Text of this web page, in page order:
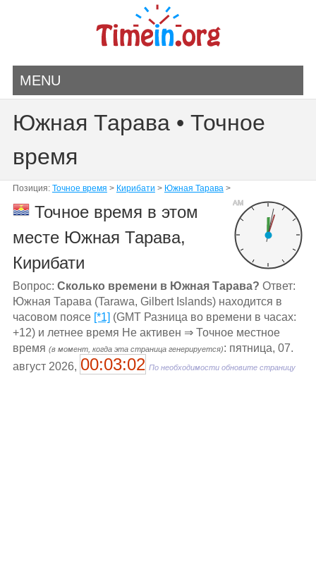
MENU
Южная Тарава • Точное
время
Позиция: Точное время > Кирибати > Южная Тарава>
AM
Точное время в этом
месте Южная Тарава,
Кирибати
Вопрос: Сколько времени в Южная Тарава? Ответ:
Южная Тарава (Tarawa, Gilbert Islands) находится в
часовом поясе [*1] (GMT Разница во времени в часах:
+12) и летнее время Не активен ⇒ Точное местное
время (в момент, когда эта страница генерируется): пятница, 07.
август 2026, 00:03:02 По необходимости обновите страницу